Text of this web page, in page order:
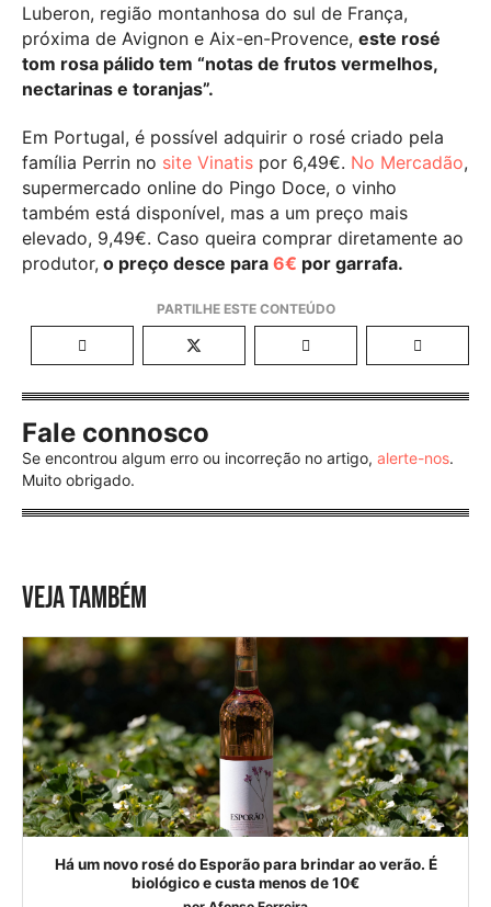
Luberon, região montanhosa do sul de França,
próxima de Avignon e Aix-en-Provence, este rosé
tom rosa pálido tem “notas de frutos vermelhos,
nectarinas e toranjas”.
Em Portugal, é possível adquirir o rosé criado pela
família Perrin no site Vinatis por 6,49€. No Mercadão,
supermercado online do Pingo Doce, o vinho
também está disponível, mas a um preço mais
elevado, 9,49€. Caso queira comprar diretamente ao
produtor, o preço desce para 6€ por garrafa.
Fale connosco
Se encontrou algum erro ou incorreção no artigo, alerte-nos.
Muito obrigado.
VEJA TAMBÉM
Há um novo rosé do Esporão para brindar ao verão. É
biológico e custa menos de 10€